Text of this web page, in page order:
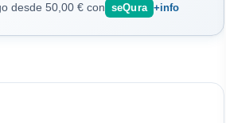
desde 50,00 € con seQura +info